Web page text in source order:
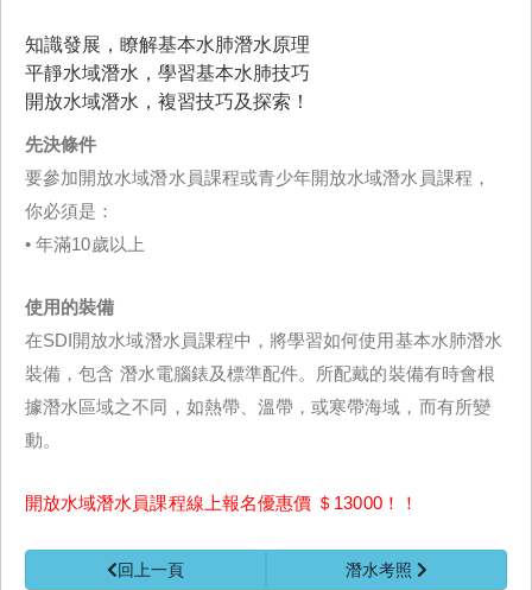
知識發展，瞭解基本水肺潛水原理
平靜水域潛水，學習基本水肺技巧
開放水域潛水，複習技巧及探索！
先決條件
要參加開放水域潛水員課程或青少年開放水域潛水員課程，
你必須是：
• 年滿10歲以上
使用的裝備
在SDI開放水域潛水員課程中，將學習如何使用基本水肺潛水
裝備，包含 潛水電腦錶及標準配件。所配戴的裝備有時會根
據潛水區域之不同，如熱帶、溫帶，或寒帶海域，而有所變
動。
開放水域潛水員課程線上報名優惠價 ＄13000！！
回上一頁 潛水考照